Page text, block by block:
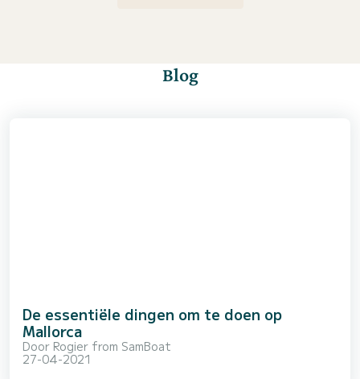
Blog
De essentiële dingen om te doen op
Mallorca
Door Rogier from SamBoat
27-04-2021